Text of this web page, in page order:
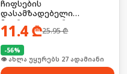
ჩიფსების
დასამზადებელი
მიკროტალღური
ღუმელისთვის
11.4₾25.95₾
-56%
🛒 ბოლო 24სთ-ში იყიდა 36-მა